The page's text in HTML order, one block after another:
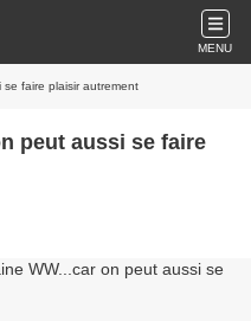
MENU
faire plaisir autrement
peut aussi se faire